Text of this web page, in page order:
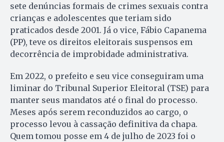
sete denúncias formais de crimes sexuais contra
crianças e adolescentes que teriam sido
praticados desde 2001. Já o vice, Fábio Capanema
(PP), teve os direitos eleitorais suspensos em
decorrência de improbidade administrativa.
Em 2022, o prefeito e seu vice conseguiram uma
liminar do Tribunal Superior Eleitoral (TSE) para
manter seus mandatos até o final do processo.
Meses após serem reconduzidos ao cargo, o
processo levou à cassação definitiva da chapa.
Quem tomou posse em 4 de julho de 2023 foi o